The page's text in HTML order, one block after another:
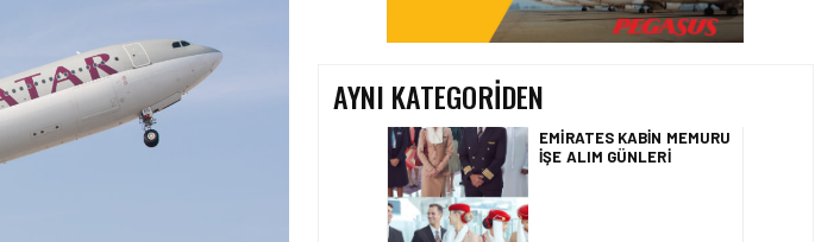
AYNI KATEGORIDENİŞ İLANLARI • 16 MAY 2026
EMIRATES KABIN MEMURU
İŞE ALIM GÜNLERI